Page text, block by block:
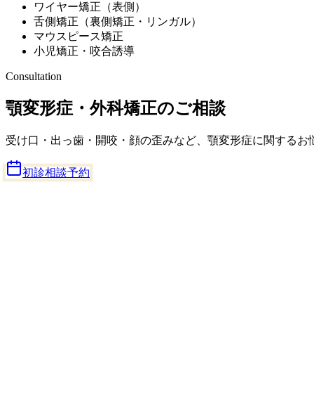
ワイヤー矯正（表側）
舌側矯正（裏側矯正・リンガル）
マウスピース矯正
小児矯正・咬合誘導
Consultation
顎変形症・外科矯正のご相談
受け口・出っ歯・開咬・顔の歪みなど、顎変形症に関するお
初診相談予約